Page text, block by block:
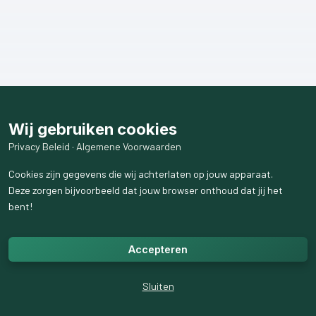
Wij gebruiken cookies
Privacy Beleid · Algemene Voorwaarden
Cookies zijn gegevens die wij achterlaten op jouw apparaat.
Deze zorgen bijvoorbeeld dat jouw browser onthoud dat jij het
bent!
Accepteren
Sluiten